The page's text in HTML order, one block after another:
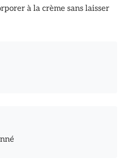
à la crème sans laisser